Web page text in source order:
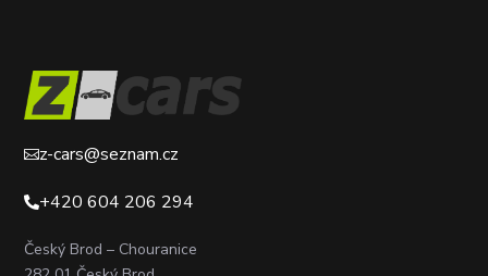
z-cars@seznam.cz
+420 604 206 294
Český Brod – Chouranice